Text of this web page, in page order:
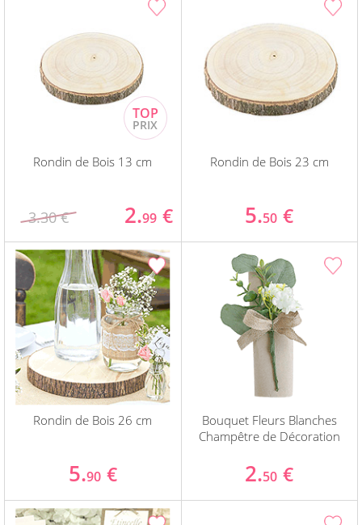
Rondin de Bois 13 cm
3.30 € 2.99 €
Rondin de Bois 23 cm
5.50 €
Rondin de Bois 26 cm
5.90 €
Bouquet Fleurs Blanches
Champêtre de Décoration
2.50 €